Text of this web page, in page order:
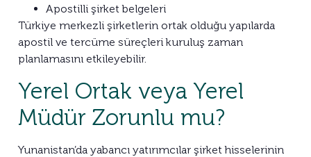
Apostilli şirket belgeleri
Türkiye merkezli şirketlerin ortak olduğu yapılarda
apostil ve tercüme süreçleri kuruluş zaman
planlamasını etkileyebilir.
Yerel Ortak veya Yerel
Müdür Zorunlu mu?
Yunanistan’da yabancı yatırımcılar şirket hisselerinin